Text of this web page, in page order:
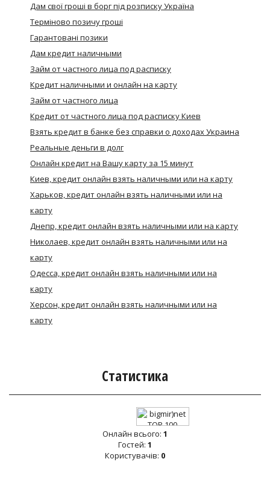
Дам свої гроші в борг під розписку Україна
Термiново позичу грошi
Гарантовані позики
Дам кредит наличными
Займ от частного лица под расписку
Кредит наличными и онлайн на карту
Займ от частного лица
Кредит от частного лица под расписку Киев
Взять кредит в банке без справки о доходах Украина
Реальные деньги в долг
Онлайн кредит на Вашу карту за 15 минут
Киев, кредит онлайн взять наличными или на карту
Харьков, кредит онлайн взять наличными или на
карту
Днепр, кредит онлайн взять наличными или на карту
Николаев, кредит онлайн взять наличными или на
карту
Одесса, кредит онлайн взять наличными или на
карту
Херсон, кредит онлайн взять наличными или на
карту
Статистика
Онлайн всього: 1
Гостей: 1
Користувачів: 0